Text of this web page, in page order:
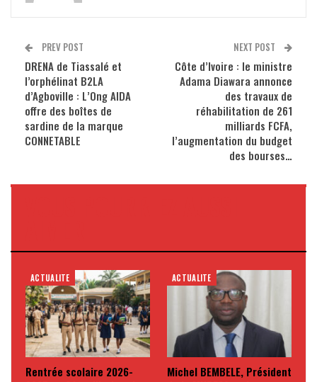
PREV POST
DRENA de Tiassalé et
l’orphélinat B2LA
d’Agboville : L’Ong AIDA
offre des boîtes de
sardine de la marque
CONNETABLE
NEXT POST
Côte d’Ivoire : le ministre
Adama Diawara annonce
des travaux de
réhabilitation de 261
milliards FCFA,
l’augmentation du budget
des bourses…
ACTUALITE
Rentrée scolaire 2026-
ACTUALITE
Michel BEMBELE, Président